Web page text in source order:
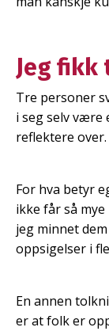
Jeg fikk
Tre personer
i seg selv være
reflektere over.
For hva betyr
ikke får så
jeg minnet
oppsigelser i
En annen
er at folk er